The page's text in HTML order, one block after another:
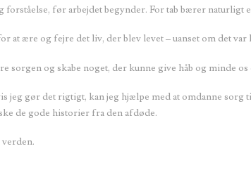
før arbejdet begynder. For tab bærer naturligt
at ære og fejre det liv, der blev levet – uanset om det
sorgen og skabe noget, der kunne give håb og minde
jeg gør det rigtigt, kan jeg hjælpe med at omdanne sorg
de gode historier fra den afdøde.